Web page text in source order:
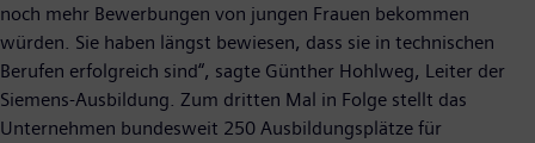
noch mehr Bewerbungen von jungen Frauen bekommen
würden. Sie haben längst bewiesen, dass sie in technischen
Berufen erfolgreich sind“, sagte Günther Hohlweg, Leiter der
Siemens-Ausbildung. Zum dritten Mal in Folge stellt das
Unternehmen bundesweit 250 Ausbildungsplätze für